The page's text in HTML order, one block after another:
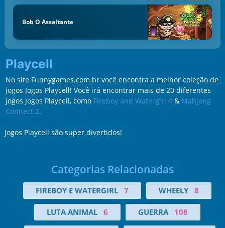
Bob O Assaltante
Playcell
No site Funnygames.com.br você encontra a melhor coleção de
jogos Jogos Playcell! Você irá encontrar mais de 20 diferentes
jogos Jogos Playcell, como Fireboy and Watergirl 4& Mahjong
Connect 2.
Jogos Playcell são super divertidos!
Categorias Relacionadas
FIREBOY E WATERGIRL 7 WHEELY 8
LUTA ANIMAL 6 GUERRA 108